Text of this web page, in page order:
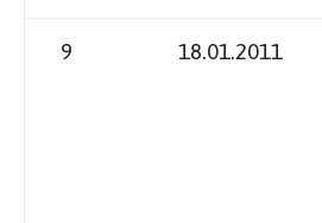
9 18.01.2011